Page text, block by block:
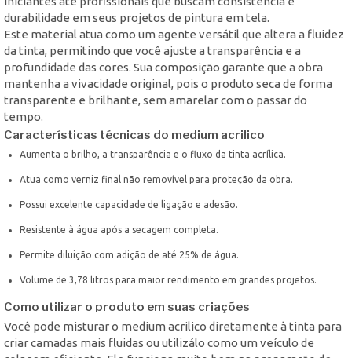
durabilidade em seus projetos de pintura em tela.
Este material atua como um agente versátil que altera a fluidez
da tinta, permitindo que você ajuste a transparência e a
profundidade das cores. Sua composição garante que a obra
mantenha a vivacidade original, pois o produto seca de forma
transparente e brilhante, sem amarelar com o passar do
tempo.
Características técnicas do medium acrilico
Aumenta o brilho, a transparência e o fluxo da tinta acrílica.
Atua como verniz final não removível para proteção da obra.
Possui excelente capacidade de ligação e adesão.
Resistente à água após a secagem completa.
Permite diluição com adição de até 25% de água.
Volume de 3,78 litros para maior rendimento em grandes projetos.
Como utilizar o produto em suas criações
Você pode misturar o medium acrilico diretamente à tinta para
criar camadas mais fluidas ou utilizálo como um veículo de